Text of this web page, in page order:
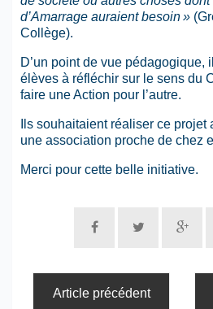
d’Amarrage auraient besoin »
Collège).
D’un point de vue pédagogique,
élèves à réfléchir sur le sens du
faire une Action pour l’autre.
Ils souhaitaient réaliser ce
une association proche de chez
Merci pour cette belle initiative.
Article précédent